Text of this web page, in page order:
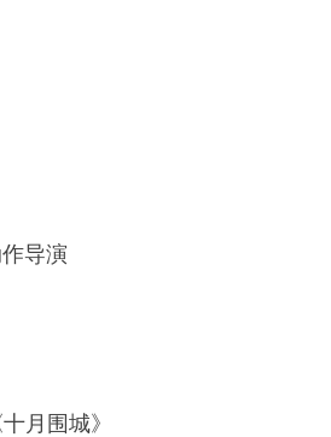
导演
月围城》